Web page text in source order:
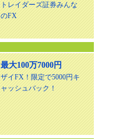
トレイダーズ証券みんな
のFX
最大100万7000円
ザイFX！限定で5000円キ
ャッシュバック！